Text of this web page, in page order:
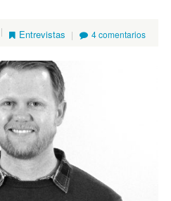
Entrevistas 4 comentarios